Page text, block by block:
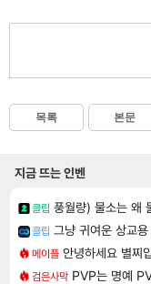
목록 본문
지금 뜨는 인벤
클립 풍월량) 물소는 왜
클립 그냥 귀여운 상교용
메이플 안녕하세요 별찌
검은사막 PVP는 명예